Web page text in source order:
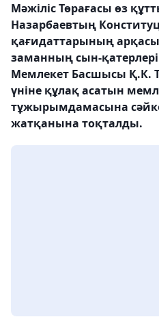
Мәжіліс Төрағасы өз
Назарбаевтың
қағидаттарының
заманның сын-
Мемлекет Басшысы Қ.К.
үніне құлақ асатын
тұжырымдамасына
жатқанына тоқталды.